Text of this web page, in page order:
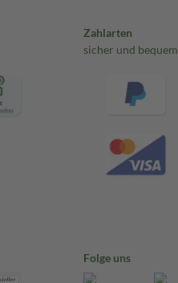
Zahlarten
sicher und bequem
Folge uns